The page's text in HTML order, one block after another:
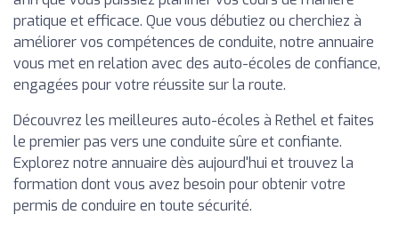
pratique et efficace. Que vous débutiez ou cherchiez à
améliorer vos compétences de conduite, notre annuaire
vous met en relation avec des auto-écoles de confiance,
engagées pour votre réussite sur la route.
Découvrez les meilleures auto-écoles à Rethel et faites
le premier pas vers une conduite sûre et confiante.
Explorez notre annuaire dès aujourd'hui et trouvez la
formation dont vous avez besoin pour obtenir votre
permis de conduire en toute sécurité.